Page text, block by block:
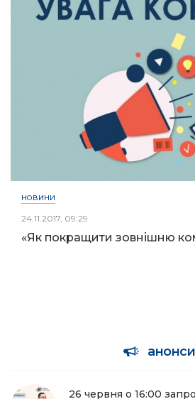
НОВИНИ
24.11.2017, 09:29
«Як покращити зовнішню
анонси
26 червня о 16:00